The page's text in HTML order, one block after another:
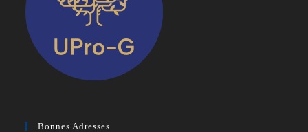
Bonnes Adresses